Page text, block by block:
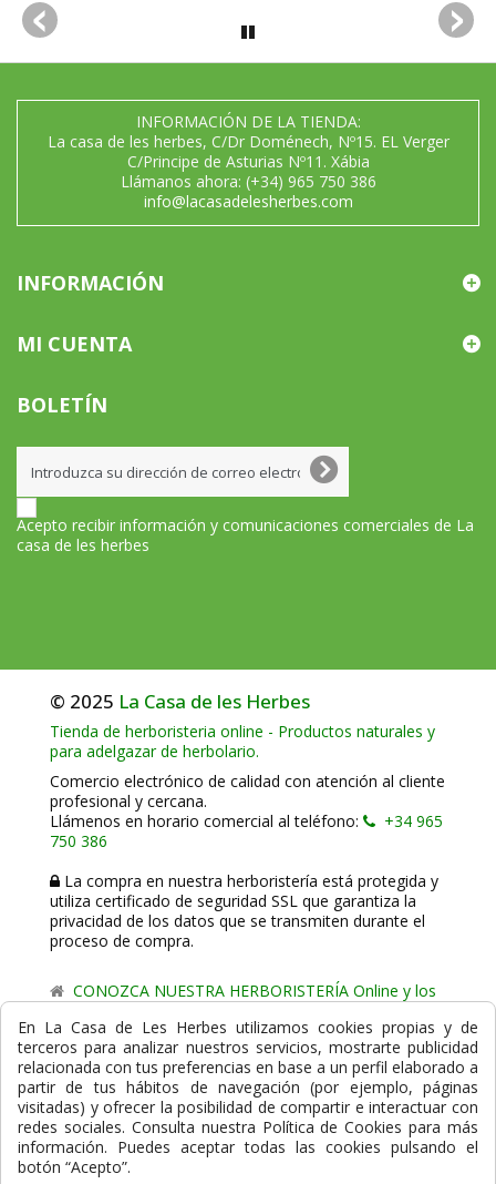
INFORMACIÓN DE LA TIENDA:
La casa de les herbes, C/Dr Doménech, Nº15. EL Verger
C/Principe de Asturias Nº11. Xábia
Llámanos ahora: (+34) 965 750 386
info@lacasadelesherbes.com
INFORMACIÓN
MI CUENTA
BOLETÍN
Acepto recibir información y comunicaciones comerciales de La
casa de les herbes
© 2025 La Casa de les Herbes
Tienda de herboristeria online - Productos naturales y
para adelgazar de herbolario.
Comercio electrónico de calidad con atención al cliente
profesional y cercana.
Llámenos en horario comercial al teléfono:
+34 965
750 386
La compra en nuestra herboristería está protegida y
utiliza certificado de seguridad SSL que garantiza la
privacidad de los datos que se transmiten durante el
proceso de compra.
CONOZCA NUESTRA HERBORISTERÍA Online y los
Powered byGesdi.com E-Commerce - Tiendas online
profesionales y seguras
Formas de Pago
En La Casa de Les Herbes utilizamos cookies propias y de
terceros para analizar nuestros servicios, mostrarte publicidad
relacionada con tus preferencias en base a un perfil elaborado a
partir de tus hábitos de navegación (por ejemplo, páginas
visitadas) y ofrecer la posibilidad de compartir e interactuar con
redes sociales. Consulta nuestra Política de Cookies para más
información. Puedes aceptar todas las cookies pulsando el
botón “Acepto”.